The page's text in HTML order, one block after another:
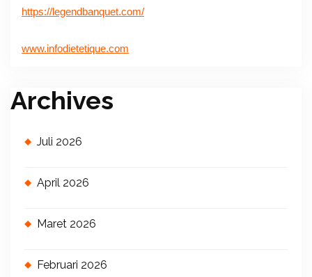
https://legendbanquet.com/
www.infodietetique.com
Archives
Juli 2026
April 2026
Maret 2026
Februari 2026